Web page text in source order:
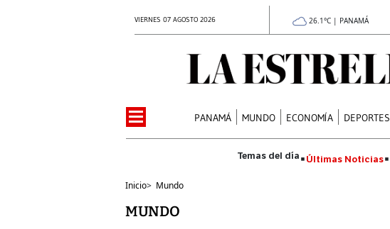
VIERNES 07 AGOSTO 2026 26.1°C | PANAMÁ
PANAMÁ MUNDO ECONOMÍA DEPORTES
Últimas Noticias
Inicio> Mundo
MUNDO